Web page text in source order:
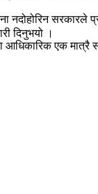
सरकारले
दिनुभयो ।
एक मात्रै